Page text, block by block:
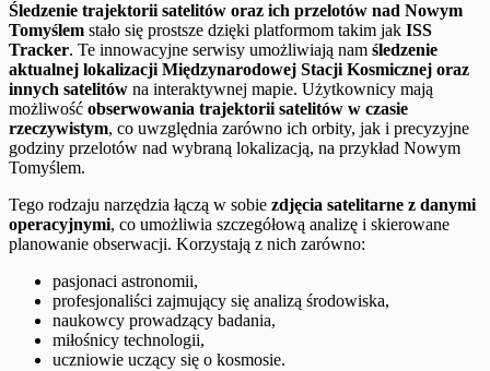
Śledzenie trajektorii satelitów oraz ich przelotów nad Nowym
Tomyślem stało się prostsze dzięki platformom takim jak ISS
Tracker. Te innowacyjne serwisy umożliwiają nam śledzenie
aktualnej lokalizacji Międzynarodowej Stacji Kosmicznej oraz
innych satelitów na interaktywnej mapie. Użytkownicy mają
możliwość obserwowania trajektorii satelitów w czasie
rzeczywistym, co uwzględnia zarówno ich orbity, jak i precyzyjne
godziny przelotów nad wybraną lokalizacją, na przykład Nowym
Tomyślem.
Tego rodzaju narzędzia łączą w sobie zdjęcia satelitarne z danymi
operacyjnymi, co umożliwia szczegółową analizę i skierowane
planowanie obserwacji. Korzystają z nich zarówno:
pasjonaci astronomii,
profesjonaliści zajmujący się analizą środowiska,
naukowcy prowadzący badania,
miłośnicy technologii,
uczniowie uczący się o kosmosie.